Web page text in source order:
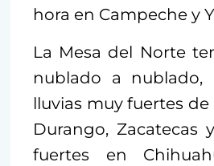
hora en Campeche y
La Mesa del Norte
nublado a nublado,
lluvias muy fuertes
Durango, Zacatecas
fuertes en